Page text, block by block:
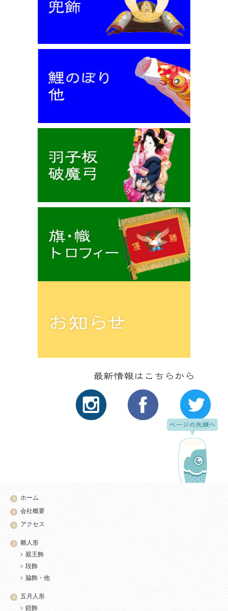
ホーム
会社概要
アクセス
雛人形
親王飾
段飾
脇飾・他
五月人形
鎧飾